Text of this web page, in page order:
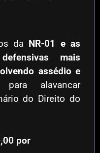
da NR-01 e as
mais
assédio e
para alavancar
do Direito do
por